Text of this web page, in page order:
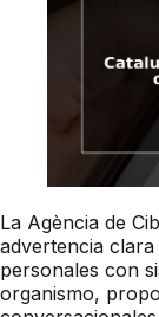
La Agència de
advertencia
personales con
organismo,